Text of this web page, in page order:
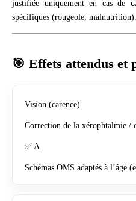
justifiée uniquement en cas de
spécifiques (rougeole, malnutrition).
🎯 Effets attendus et
Vision (carence)
Correction de la xérophtalmie /
✅ A
Schémas OMS adaptés à l’âge